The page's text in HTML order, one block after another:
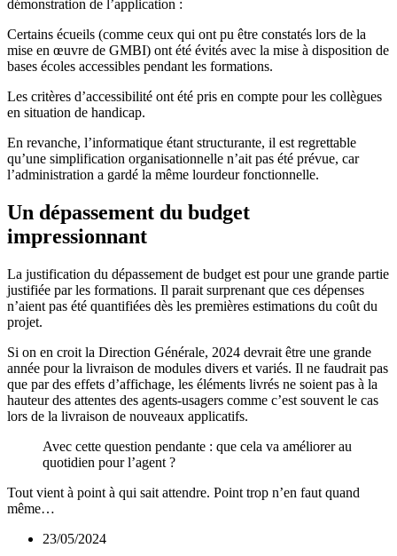
démonstration de l’application :
Certains écueils (comme ceux qui ont pu être constatés lors de la
mise en œuvre de GMBI) ont été évités avec la mise à disposition de
bases écoles accessibles pendant les formations.
Les critères d’accessibilité ont été pris en compte pour les collègues
en situation de handicap.
En revanche, l’informatique étant structurante, il est regrettable
qu’une simplification organisationnelle n’ait pas été prévue, car
l’administration a gardé la même lourdeur fonctionnelle.
Un dépassement du budget
impressionnant
La justification du dépassement de budget est pour une grande partie
justifiée par les formations. Il parait surprenant que ces dépenses
n’aient pas été quantifiées dès les premières estimations du coût du
projet.
Si on en croit la Direction Générale, 2024 devrait être une grande
année pour la livraison de modules divers et variés. Il ne faudrait pas
que par des effets d’affichage, les éléments livrés ne soient pas à la
hauteur des attentes des agents-usagers comme c’est souvent le cas
lors de la livraison de nouveaux applicatifs.
Avec cette question pendante : que cela va améliorer au
quotidien pour l’agent ?
Tout vient à point à qui sait attendre. Point trop n’en faut quand
même…
23/05/2024